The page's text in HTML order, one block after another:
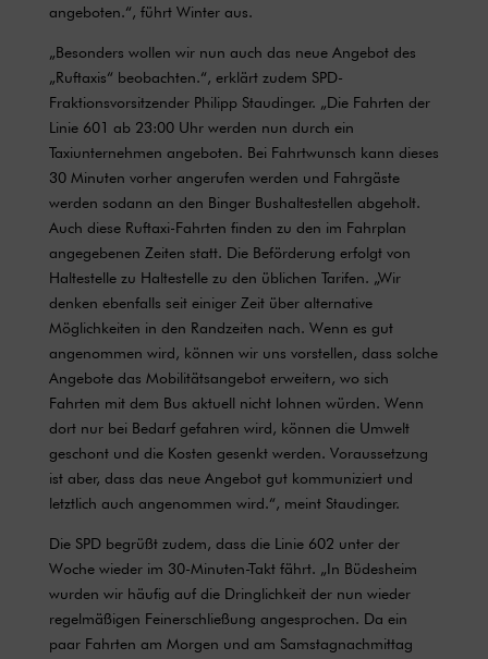
angeboten.“, führt Winter aus.
„Besonders wollen wir nun auch das neue Angebot des
„Ruftaxis“ beobachten.“, erklärt zudem SPD-
Fraktionsvorsitzender Philipp Staudinger. „Die Fahrten der
Linie 601 ab 23:00 Uhr werden nun durch ein
Taxiunternehmen angeboten. Bei Fahrtwunsch kann dieses
30 Minuten vorher angerufen werden und Fahrgäste
werden sodann an den Binger Bushaltestellen abgeholt.
Auch diese Ruftaxi-Fahrten finden zu den im Fahrplan
angegebenen Zeiten statt. Die Beförderung erfolgt von
Haltestelle zu Haltestelle zu den üblichen Tarifen. „Wir
denken ebenfalls seit einiger Zeit über alternative
Möglichkeiten in den Randzeiten nach. Wenn es gut
angenommen wird, können wir uns vorstellen, dass solche
Angebote das Mobilitätsangebot erweitern, wo sich
Fahrten mit dem Bus aktuell nicht lohnen würden. Wenn
dort nur bei Bedarf gefahren wird, können die Umwelt
geschont und die Kosten gesenkt werden. Voraussetzung
ist aber, dass das neue Angebot gut kommuniziert und
letztlich auch angenommen wird.“, meint Staudinger.
Die SPD begrüßt zudem, dass die Linie 602 unter der
Woche wieder im 30-Minuten-Takt fährt. „In Büdesheim
wurden wir häufig auf die Dringlichkeit der nun wieder
regelmäßigen Feinerschließung angesprochen. Da ein
paar Fahrten am Morgen und am Samstagnachmittag